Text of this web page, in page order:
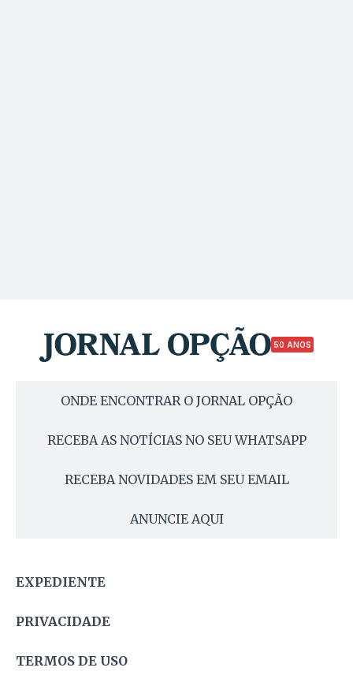
50 ANOS
ONDE ENCONTRAR O JORNAL OPÇÃO
RECEBA AS NOTÍCIAS NO SEU WHATSAPP
RECEBA NOVIDADES EM SEU EMAIL
ANUNCIE AQUI
EXPEDIENTE
PRIVACIDADE
TERMOS DE USO